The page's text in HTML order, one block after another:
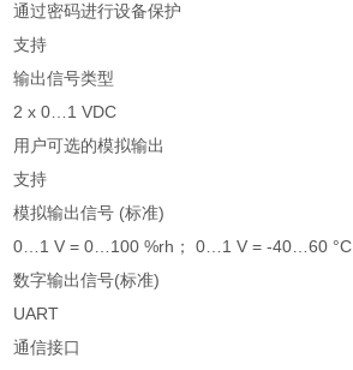
通过密码进行设备保护
支持
输出信号类型
2 x 0…1 VDC
用户可选的模拟输出
支持
模拟输出信号 (标准)
0…1 V = 0…100 %rh； 0…1 V = -40…60 °C
数字输出信号(标准)
UART
通信接口